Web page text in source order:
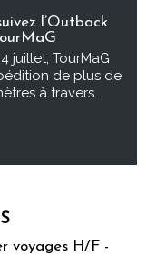
l’Outback
juillet, TourMaG
de plus de
à travers...
voyages H/F -